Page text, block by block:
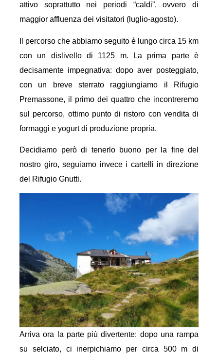
attivo soprattutto nei periodi “caldi”, ovvero di
maggior affluenza dei visitatori (luglio-agosto).
Il percorso che abbiamo seguito è lungo circa 15 km
con un dislivello di 1125 m. La prima parte è
decisamente impegnativa: dopo aver posteggiato,
con un breve sterrato raggiungiamo il Rifugio
Premassone, il primo dei quattro che incontreremo
sul percorso, ottimo punto di ristoro con vendita di
formaggi e yogurt di produzione propria.
Decidiamo però di tenerlo buono per la fine del
nostro giro, seguiamo invece i cartelli in direzione
del Rifugio Gnutti.
Arriva ora la parte più divertente: dopo una rampa
su selciato, ci inerpichiamo per circa 500 m di